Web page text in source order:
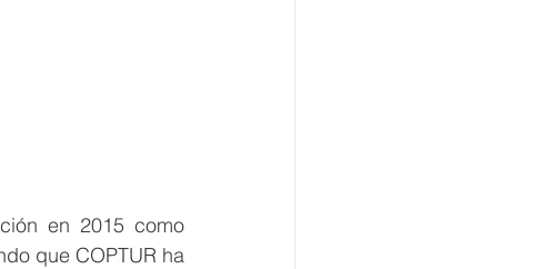
en 2015 como
que COPTUR ha